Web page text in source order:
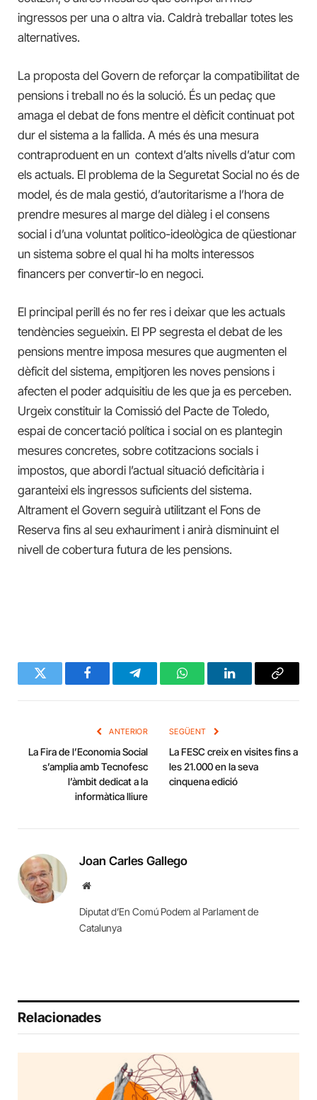
ingressos per una o altra via. Caldrà treballar totes les
alternatives.
La proposta del Govern de reforçar la compatibilitat de
pensions i treball no és la solució. És un pedaç que
amaga el debat de fons mentre el dèficit continuat pot
dur el sistema a la fallida. A més és una mesura
contraproduent en un context d’alts nivells d’atur com
els actuals. El problema de la Seguretat Social no és de
model, és de mala gestió, d’autoritarisme a l’hora de
prendre mesures al marge del diàleg i el consens
social i d’una voluntat politico-ideològica de qüestionar
un sistema sobre el qual hi ha molts interessos
financers per convertir-lo en negoci.
El principal perill és no fer res i deixar que les actuals
tendències segueixin. El PP segresta el debat de les
pensions mentre imposa mesures que augmenten el
dèficit del sistema, empitjoren les noves pensions i
afecten el poder adquisitiu de les que ja es perceben.
Urgeix constituir la Comissió del Pacte de Toledo,
espai de concertació política i social on es plantegin
mesures concretes, sobre cotitzacions socials i
impostos, que abordi l’actual situació deficitària i
garanteixi els ingressos suficients del sistema.
Altrament el Govern seguirà utilitzant el Fons de
Reserva fins al seu exhauriment i anirà disminuint el
nivell de cobertura futura de les pensions.
Twitter FacebookTelegramWhatsAppLinkedInCopy
ANTERIOR
La Fira de l’Economia Social
s’amplia amb Tecnofesc
l’àmbit dedicat a la
informàtica lliure
SEGÜENT
La FESC creix en visites fins a
les 21.000 en la seva
cinquena edició
Joan Carles Gallego
Website
Diputat d’En Comú Podem al Parlament de
Catalunya
Relacionades